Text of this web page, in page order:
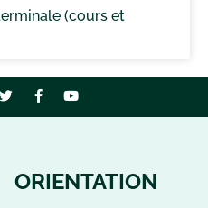
(cours et
ORIENTATION